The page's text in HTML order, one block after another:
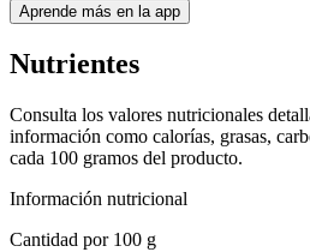
Aprende más en la app
Nutrientes
Consulta los valores nutricionales
información como calorías, grasas,
cada 100 gramos del producto.
Información nutricional
Cantidad por100 g